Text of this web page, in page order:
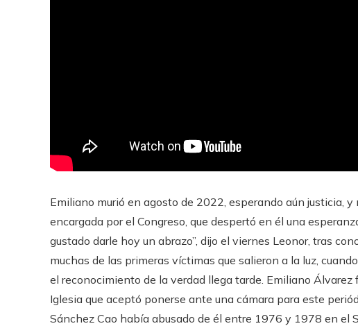
Emiliano murió en agosto de 2022, esperando aún justicia,
encargada por el Congreso, que despertó en él una
gustado darle hoy un abrazo”, dijo el viernes Leonor, tras
muchas de las primeras víctimas que salieron a la luz,
el reconocimiento de la verdad llega tarde. Emiliano
Iglesia que aceptó ponerse ante una cámara para este
Sánchez Cao había abusado de él entre 1976 y 1978 en el